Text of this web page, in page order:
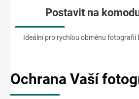
Postavit na
Ideální pro rychlou obměnu fotografií
Ochrana Vaší